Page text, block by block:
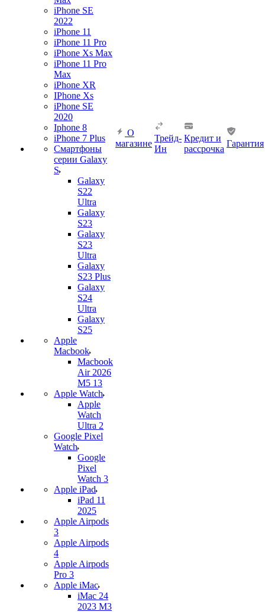
iPhone SE
2022
iPhone 11
iPhone 11 Pro
iPhone Xs Max
iPhone 11 Pro
Max
iPhone XR
IPhone Xs
iPhone SE
2020
Iphone 8
iPhone 7 Plus
Смартфоны
серии Galaxy
S
Galaxy
S22
Ultra
Galaxy
S23
Galaxy
S23
Ultra
Galaxy
S23 Plus
Galaxy
S24
Ultra
Galaxy
S25
Apple
Macbook
Macbook
Air 2026
M5 13
Apple Watch
Apple
Watch
Ultra 2
Google Pixel
Watch
Google
Pixel
Watch 3
Apple iPad
iPad 11
2025
Apple Airpods
3
Apple Airpods
4
Apple Airpods
Pro 3
Apple iMac
iMac 24
2023 M3
О
магазине
Трейд-
Ин
Кредит и
рассрочка
Гарантия